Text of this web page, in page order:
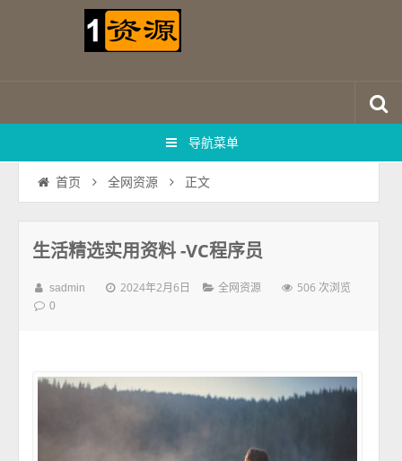
导航菜单
首页 全网资源 正文
生活精选实用资料 -VC程序员
sadmin 2024年2月6日 全网资源 506 次浏览
0